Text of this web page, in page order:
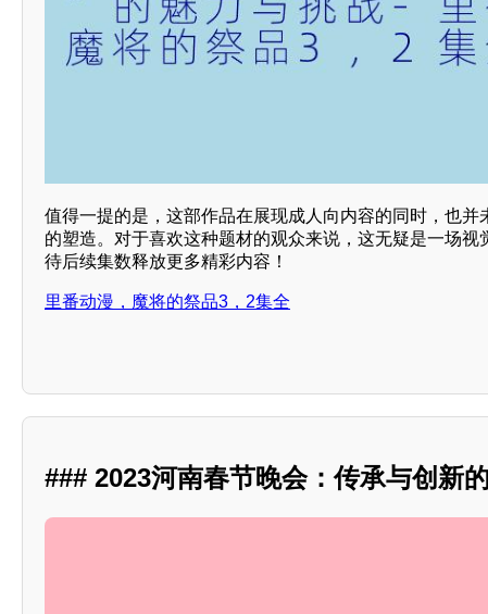
值得一提的是，这部作品在展现成人向内容的同时，也并
的塑造。对于喜欢这种题材的观众来说，这无疑是一场视
待后续集数释放更多精彩内容！
里番动漫，魔将的祭品3，2集全
### 2023河南春节晚会：传承与创新